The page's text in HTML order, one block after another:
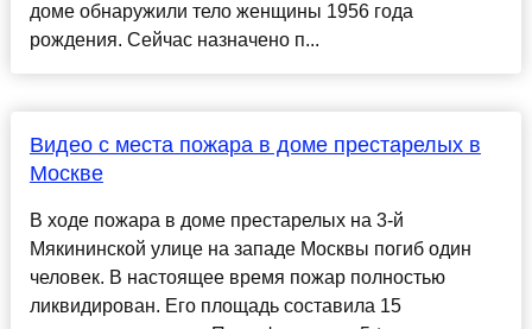
доме обнаружили тело женщины 1956 года
рождения. Сейчас назначено п...
Видео с места пожара в доме престарелых в
Москве
В ходе пожара в доме престарелых на 3-й
Мякининской улице на западе Москвы погиб один
человек. В настоящее время пожар полностью
ликвидирован. Его площадь составила 15